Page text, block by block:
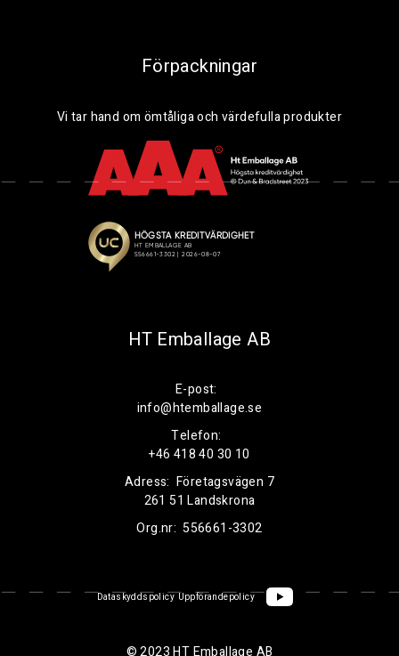
Förpackningar
Vi tar hand om ömtåliga och värdefulla produkter
HT Emballage AB
E-post:
info@htemballage.se
Telefon:
+46 418 40 30 10
Adress: Företagsvägen 7
261 51 Landskrona
Org.nr: 556661-3302
Dataskyddspolicy Uppförandepolicy